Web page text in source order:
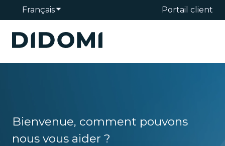
FrançaisAfficher le sous-menu pour lesPortail client
Bienvenue, comment pouvons
nous vous aider ?